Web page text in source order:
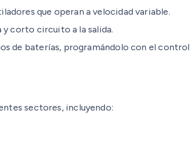
que operan a velocidad variable.
corto circuito a la salida.
de baterías, programándolo con el
sectores, incluyendo: